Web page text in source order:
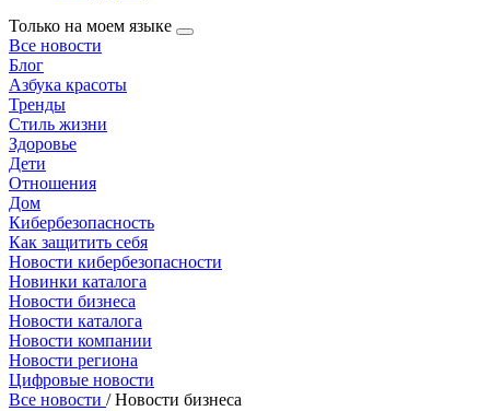
Только на моем языке
Все новости
Блог
Азбука красоты
Тренды
Стиль жизни
Здоровье
Дети
Отношения
Дом
Кибербезопасность
Как защитить себя
Новости кибербезопасности
Новинки каталога
Новости бизнеса
Новости каталога
Новости компании
Новости региона
Цифровые новости
Все новости / Новости бизнеса